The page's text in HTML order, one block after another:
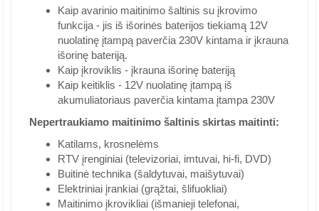
Kaip avarinio maitinimo šaltinis su įkrovimo
funkcija - jis iš išorinės baterijos tiekiamą 12V
nuolatinę įtampą paverčia 230V kintama ir įkrauna
išorinę bateriją.
Kaip įkroviklis - įkrauna išorinę bateriją
Kaip keitiklis - 12V nuolatinę įtampą iš
akumuliatoriaus paverčia kintama įtampa 230V
Nepertraukiamo maitinimo šaltinis skirtas maitinti:
Katilams, krosnelėms
RTV įrenginiai (televizoriai, imtuvai, hi-fi, DVD)
Buitinė technika (šaldytuvai, maišytuvai)
Elektriniai įrankiai (grąžtai, šlifuokliai)
Maitinimo įkrovikliai (išmanieji telefonai,